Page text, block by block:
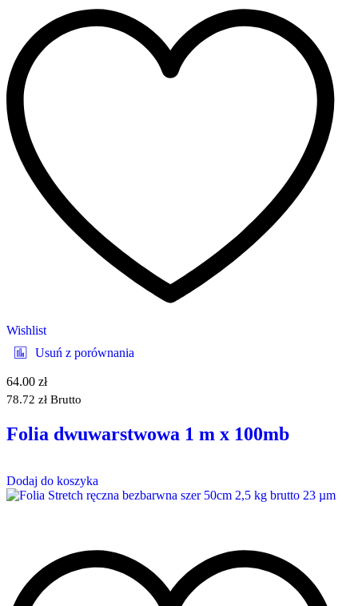
Wishlist
Usuń z porównania
64.00 zł
78.72 zł Brutto
Folia dwuwarstwowa 1 m x 100mb
Dodaj do koszyka